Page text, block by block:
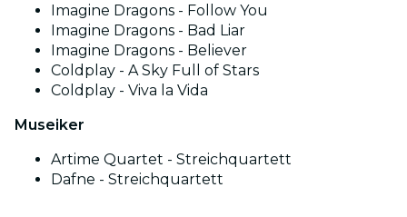
Imagine Dragons - Follow You
Imagine Dragons - Bad Liar
Imagine Dragons - Believer
Coldplay - A Sky Full of Stars
Coldplay - Viva la Vida
Museiker
Artime Quartet - Streichquartett
Dafne - Streichquartett